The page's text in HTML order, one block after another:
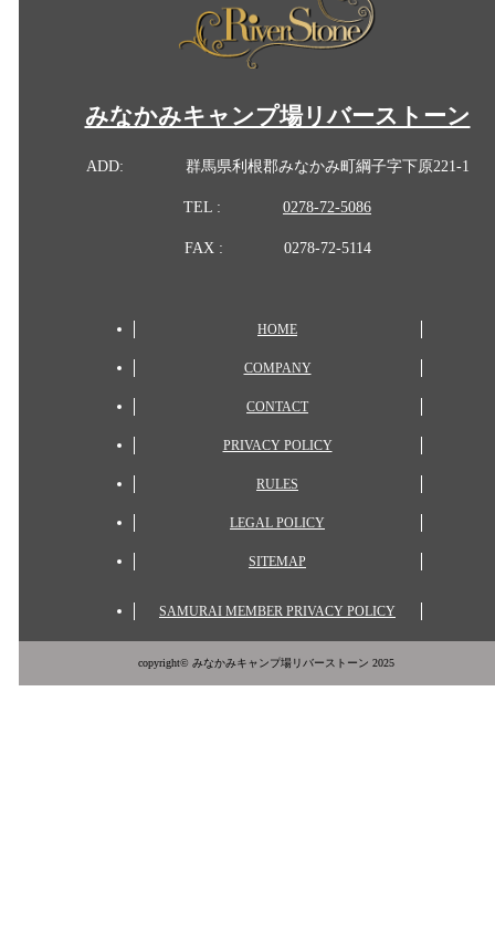
みなかみキャンプ場リバーストーン
ADD: 群馬県利根郡みなかみ町綱子字下原221-1
TEL : 0278-72-5086
FAX : 0278-72-5114
HOME
COMPANY
CONTACT
PRIVACY POLICY
RULES
LEGAL POLICY
SITEMAP
SAMURAI MEMBER PRIVACY POLICY
copyright© みなかみキャンプ場リバーストーン 2025